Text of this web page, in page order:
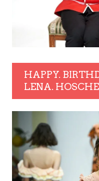
HAPPY.
LENA.